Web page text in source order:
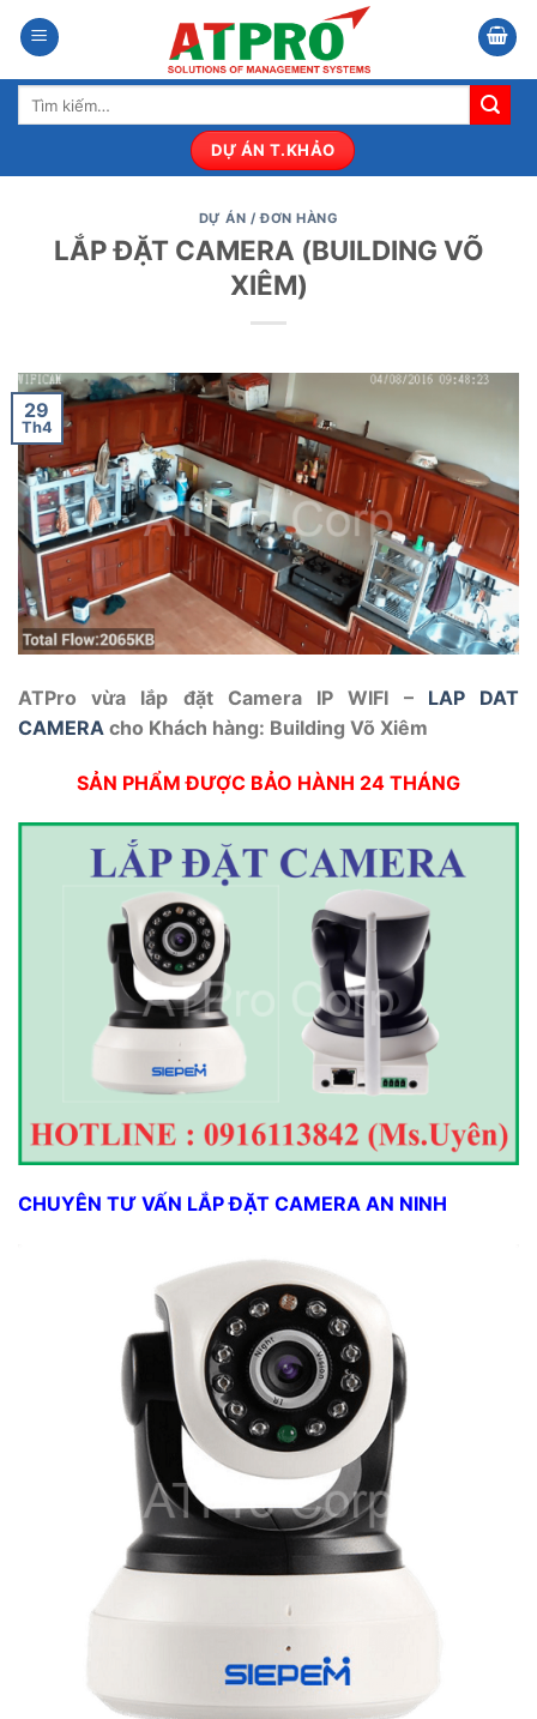
qua
nội
dung
Tìm
DỰ ÁN T.KHẢO
DỰ ÁN / ĐƠN HÀNG
LẮP ĐẶT CAMERA (BUILDING VÕ
XIÊM)
29
Th4
ATPro vừa lắp đặt Camera IP WIFI – LAP DAT
CAMERA cho Khách hàng: Building Võ Xiêm
SẢN PHẨM ĐƯỢC BẢO HÀNH 24 THÁNG
CHUYÊN TƯ VẤN LẮP ĐẶT CAMERA AN NINH